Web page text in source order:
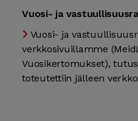
Vuosi- ja
Vuosi- ja
verkkosivuillamme
Vuosikertomukset),
toteutettiin jälleen